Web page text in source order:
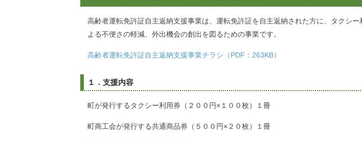
高齢者運転免許証自主返納支援事業は、運転免許証を自主返納された方に、タクシ
よる不便さの軽減、外出機会の創出を図るための事業です。
高齢者運転免許証自主返納支援事業チラシ（PDF：263KB）
１．支援内容
町が発行するタクシー利用券（２００円×１００枚）１冊
町商工会が発行する共通商品券（５００円×２０枚）１冊